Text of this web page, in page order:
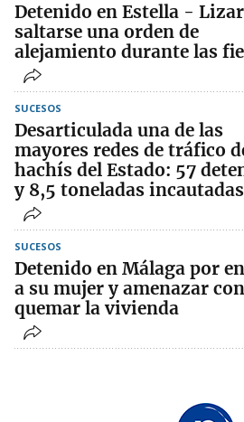
Detenido en Estella -
saltarse una orden de
alejamiento durante las
SUCESOS
Desarticulada una de las
mayores redes de tráfico
hachís del Estado: 57
y 8,5 toneladas incautadas
SUCESOS
Detenido en Málaga por
a su mujer y amenazar con
quemar la vivienda